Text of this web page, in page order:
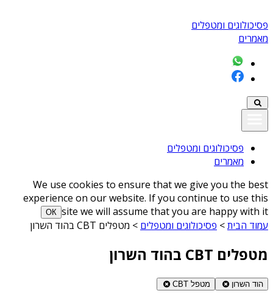
פסיכולוגים ומטפלים
מאמרים
פסיכולוגים ומטפלים
מאמרים
We use cookies to ensure that we give you the best
experience on our website. If you continue to use this
site we will assume that you are happy with it
ОК
עמוד הבית> פסיכולוגים ומטפלים > מטפלים CBT בהוד השרון
מטפלים CBT בהוד השרון
הוד השרון מטפל CBT